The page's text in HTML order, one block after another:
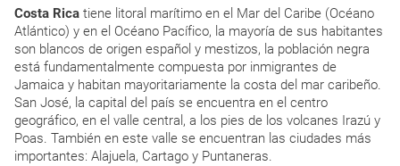
Costa Rica tiene litoral marítimo en el Mar del Caribe (Océano
Atlántico) y en el Océano Pacífico, la mayoría de sus habitantes
son blancos de origen español y mestizos, la población negra
está fundamentalmente compuesta por inmigrantes de
Jamaica y habitan mayoritariamente la costa del mar caribeño.
San José, la capital del país se encuentra en el centro
geográfico, en el valle central, a los pies de los volcanes Irazú y
Poas. También en este valle se encuentran las ciudades más
importantes: Alajuela, Cartago y Puntaneras.